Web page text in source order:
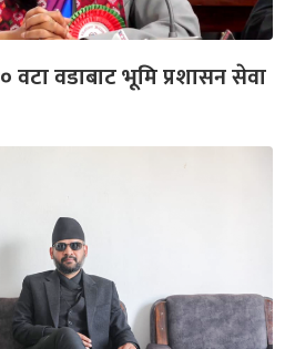
वटा वडाबाट भूमि प्रशासन सेवा